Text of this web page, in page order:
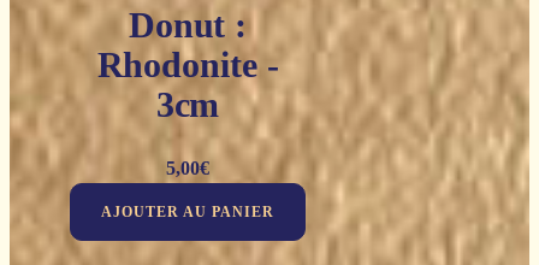
Donut :
Rhodonite -
3cm
5,00€
AJOUTER AU PANIER